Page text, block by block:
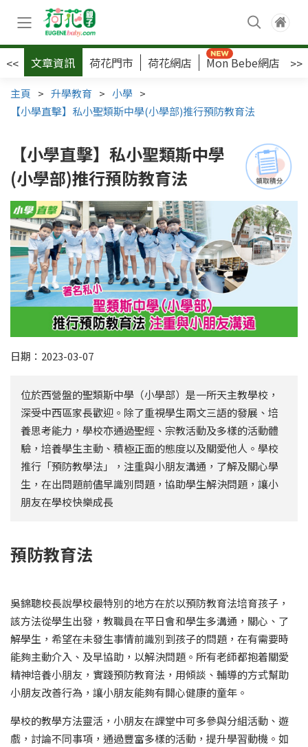
<< 文章資訊 荷花門市 荷花網店 Mon Bebe網店 >>
主頁 > 升學教育 > 小學 >
【小學直擊】私小聖類斯中學(小學部)推行預防教育法
【小學直擊】私小聖類斯中學
(小學部)推行預防教育法
日期：2023-03-07
位於西營盤的聖類斯中學（小學部）是一所天主教學校，
深受中西區家長歡迎。除了重視學生兩文三語的發展、培
養思考能力，學校亦通過聖經、宗教活動及多樣的活動體
驗，培養學生主動、積極正面的態度以及關愛他人。學校
推行「預防教學法」，注重與小朋友溝通，了解及關心學
生，在出問題前儘早識別問題，協助學生解決問題，讓小
朋友在學校快樂成長
預防教育法
吳錦聰校長說學校最特別的地方在於以預防教育法培育孩子，
該方法從學生出發，教職員在平日會和學生多溝通，關心、了
解學生，希望在未發生事情前識別到孩子的問題，在有需要時
能夠主動介入、及早協助，以解決問題。所有老師都抱着關愛
精神培養小朋友，實踐預防教育法，用傾談、輔導的方式幫助
小朋友改善行為，讓小朋友能夠有開心健康的童年。
學校的教學方法靈活，小朋友在課堂中可多參與分組活動、遊
戲，討論不同事項，通過豐富多樣的活動，提升學習動機。如